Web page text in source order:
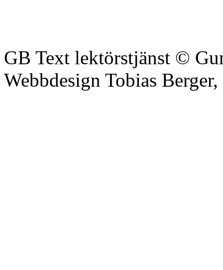
GB Text lektörstjänst ©
Webbdesign Tobias